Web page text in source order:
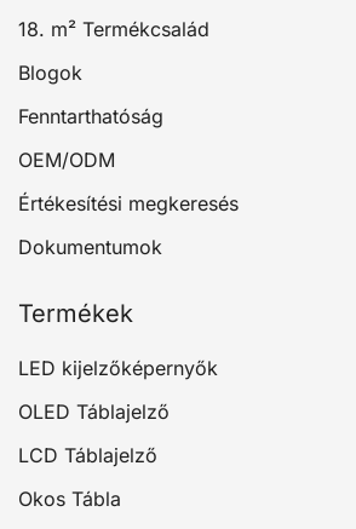
18. m² Termékcsalád
Blogok
Fenntarthatóság
OEM/ODM
Értékesítési megkeresés
Dokumentumok
Termékek
LED kijelzőképernyők
OLED Táblajelző
LCD Táblajelző
Okos Tábla